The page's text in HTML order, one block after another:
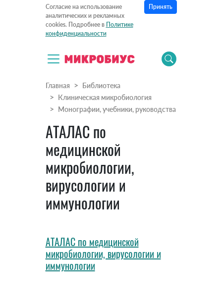
Согласие на использование
аналитических и рекламных
cookies. Подробнее в Политике
конфиденциальности
Принять
Главная
Библиотека
Клиническая микробиология
Монографии, учебники, руководства
АТАЛАС по
медицинской
микробиологии,
вирусологии и
иммунологии
АТАЛАС по медицинской
микробиологии, вирусологии и
иммунологии